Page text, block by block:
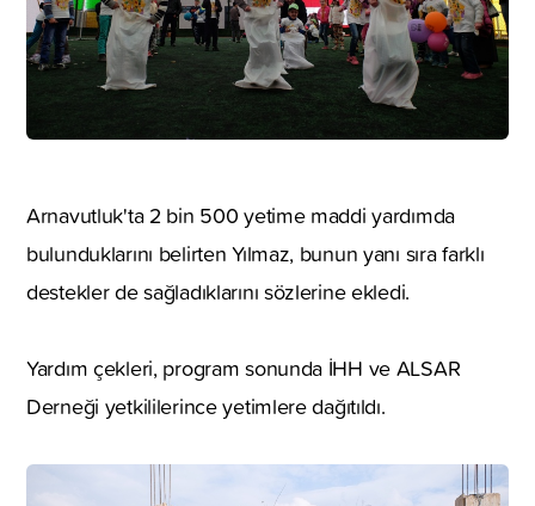
Arnavutluk'ta 2 bin 500 yetime maddi yardımda
bulunduklarını belirten Yılmaz, bunun yanı sıra farklı
destekler de sağladıklarını sözlerine ekledi.
Yardım çekleri, program sonunda İHH ve ALSAR
Derneği yetkililerince yetimlere dağıtıldı.